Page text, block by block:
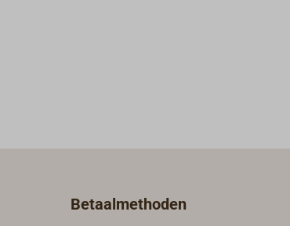
Betaalmethoden